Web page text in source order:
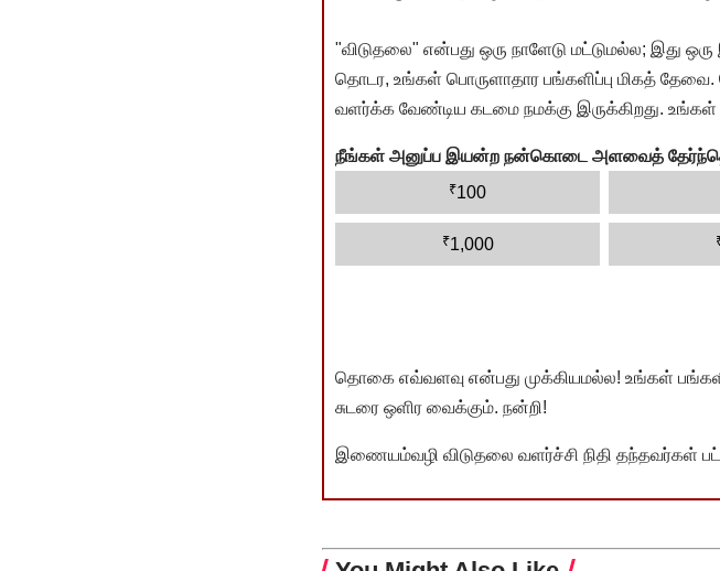
"விடுதலை" என்பது ஒரு நாளேடு மட்டுமல்ல; இது
தொடர, உங்கள் பொருளாதார பங்களிப்பு மிகத்
வளர்க்க வேண்டிய கடமை நமக்கு இருக்கிறது.
நீங்கள் அனுப்ப இயன்ற நன்கொடை அளவைத்
₹100
₹1,000
தொகை எவ்வளவு என்பது முக்கியமல்ல! உங்கள்
சுடரை ஒளிர வைக்கும். நன்றி!
இணையம்வழி விடுதலை வளர்ச்சி நிதி தந்தவர்கள்